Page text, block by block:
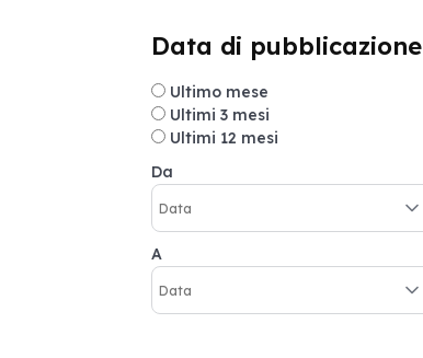
Data di pubblicazione
Ultimo mese
Ultimi 3 mesi
Ultimi 12 mesi
Da
A